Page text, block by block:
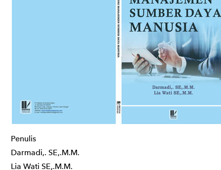
Penulis
Darmadi,. SE,.M.M.
Lia Wati SE,.M.M.